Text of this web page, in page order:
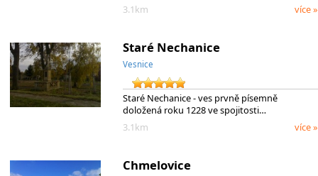
3.1km
více »
Staré Nechanice
Vesnice
Staré Nechanice - ves prvně písemně
doložená roku 1228 ve spojitosti…
3.1km
více »
Chmelovice